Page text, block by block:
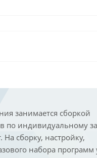
занимается сборкой
по индивидуальному
На сборку, настройку,
набора программ